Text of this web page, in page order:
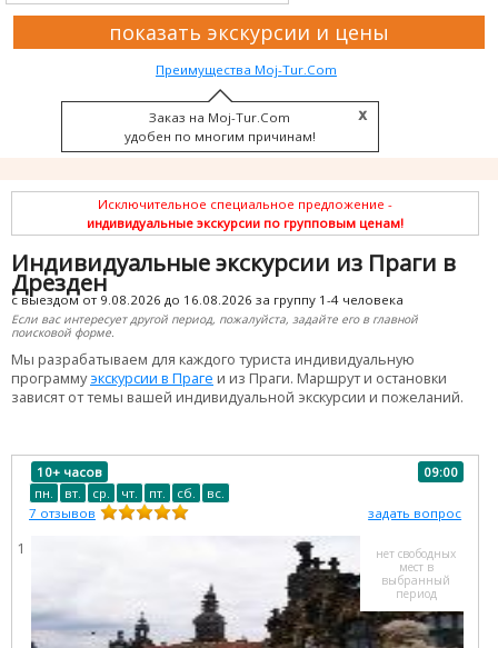
показать экскурсии и цены
Преимущества Moj-Tur.Com
Заказ на Moj-Tur.Com
удобен по многим причинам!
Исключительное специальное предложение -
индивидуальные экскурсии по групповым ценам!
Индивидуальные экскурсии из Праги в
Дрезден
с выездом от 9.08.2026 до 16.08.2026 за группу 1-4 человека
Если вас интересует другой период, пожалуйста, задайте его в главной
поисковой форме.
Мы разрабатываем для каждого туриста индивидуальную
программуэкскурсии в Праге и из Праги. Маршрут и остановки
зависят от темы вашей индивидуальной экскурсии и пожеланий.
1
10+ часов
09:00
пн.
вт. ср. чт. пт. сб.
вс.
задать вопрос
7 отзывов
нет свободных
мест в
выбранный
период